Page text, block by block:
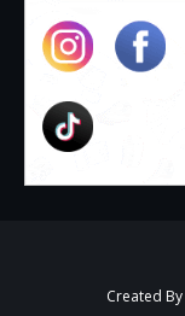
Created By